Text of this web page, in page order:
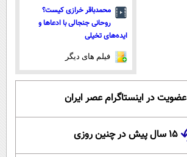
محمدباقر خرازی کیست؟
روحانی جنجالی با ادعاها و
ایده‌های تخیلی
فیلم های دیگر
عضویت در اینستاگرام عصر ایران
۱۵ سال پیش در چنین روزی